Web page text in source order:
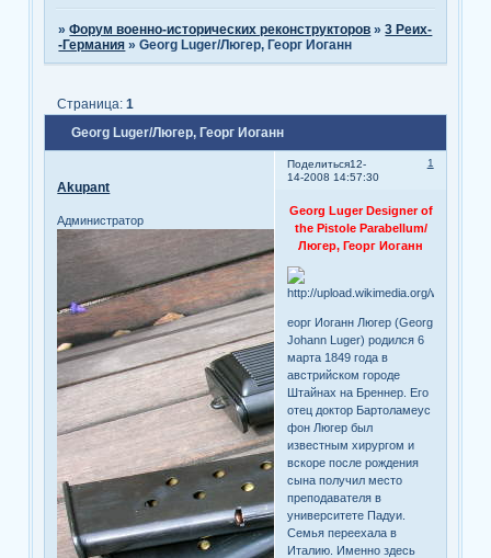
»Форум военно-исторических реконструкторов »3 Реих-
-Германия »Georg Luger/Люгер, Георг Иоганн
Georg Luger/Люгер, Георг Иоганн
Страница:1
Поделиться 1
12-
14-2008 14:57:30
Akupant
Администратор
Georg Luger Designer of
the Pistole Parabellum/
Люгер, Георг Иоганн
еорг Иоганн Люгер (Georg
Johann Luger) родился 6
марта 1849 года в
австрийском городе
Штайнах на Бреннер. Его
отец доктор Бартоламеус
фон Люгер был
известным хирургом и
вскоре после рождения
сына получил место
преподавателя в
университете Падуи.
Семья переехала в
Италию. Именно здесь